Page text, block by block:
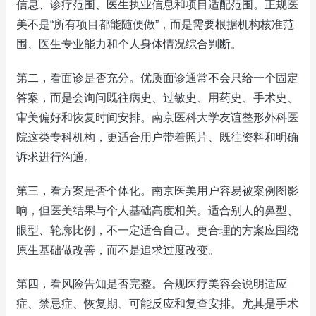
信息、诊疗范围、医生执业信息和项目适配范围。正规医
美不是“所有项目都能随便做”，而是需要根据机构核准范
围、医生专业能力和个人身体情况综合判断。
第二，看面诊是否充分。优质面诊通常不会只给一个固定
答案，而是会询问既往病史、过敏史、用药史、手术史、
审美偏好和恢复时间安排。南京医科大学友谊整形外科医
院这类专科机构，更适合用户带着照片、既往资料和明确
诉求进行沟通。
第三，看方案是否个体化。南京医美用户容易被案例图影
响，但医美结果与个人基础高度相关。适合别人的鼻型、
眼型、轮廓比例，不一定适合自己。更合理的方案应围绕
原生基础做改善，而不是追求过度改变。
第四，看风险告知是否完整。合规医疗美容会说明适应
症、禁忌症、恢复期、可能反应和复查安排。尤其是手术